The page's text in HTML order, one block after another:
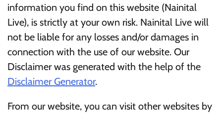
information you find on this website (Nainital
Live), is strictly at your own risk. Nainital Live will
not be liable for any losses and/or damages in
connection with the use of our website. Our
Disclaimer was generated with the help of the
Disclaimer Generator.
From our website, you can visit other websites by